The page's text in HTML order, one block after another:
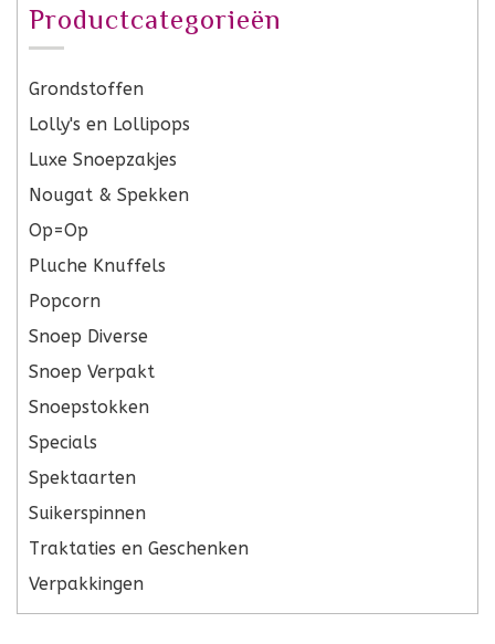
Productcategorieën
Grondstoffen
Lolly's en Lollipops
Luxe Snoepzakjes
Nougat & Spekken
Op=Op
Pluche Knuffels
Popcorn
Snoep Diverse
Snoep Verpakt
Snoepstokken
Specials
Spektaarten
Suikerspinnen
Traktaties en Geschenken
Verpakkingen